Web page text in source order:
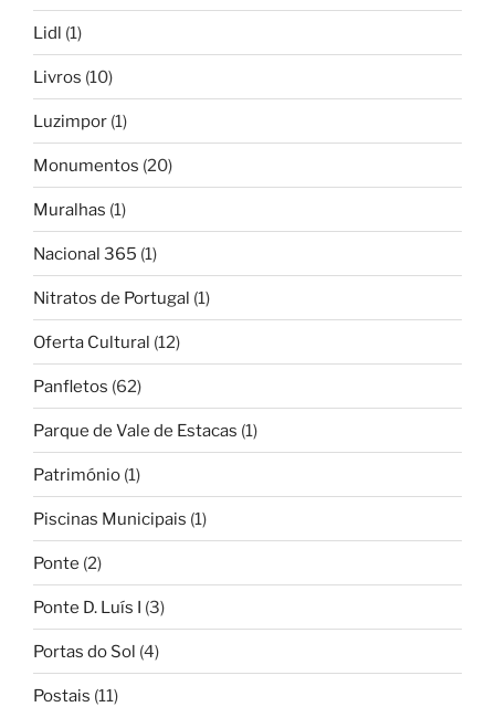
Lidl (1)
Livros (10)
Luzimpor (1)
Monumentos (20)
Muralhas (1)
Nacional 365 (1)
Nitratos de Portugal (1)
Oferta Cultural (12)
Panfletos (62)
Parque de Vale de Estacas (1)
Património (1)
Piscinas Municipais (1)
Ponte (2)
Ponte D. Luís I (3)
Portas do Sol (4)
Postais (11)